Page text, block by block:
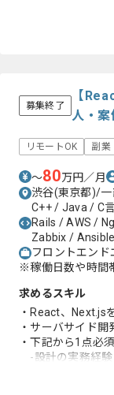
-モダンなアーキ
-ユーザーファー
-課題解決や業務
募集終了
【
人・案
リモートOK 副業
〜80万円／月
渋谷(東京都)/一
C++ / Java / C
Rails / AWS /
Zabbix /
フロントエン
※稼働日数や時間
求めるスキル
・React、Next.js
・サーバサイド開
・下記から1点必須
-設計の実務経験